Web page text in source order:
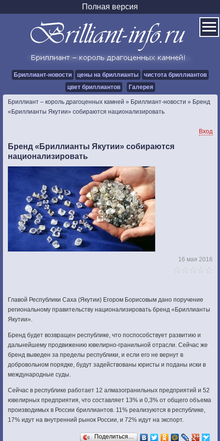
Полная версия
Бриллиант-новости цены на бриллианты
чистота бриллиантов
цвет бриллиантов
Галерея
Бриллиант – король драгоценных камней » Бриллиант-новости » Бренд
«Бриллианты Якутии» собираются национализировать
Вход
Бренд «Бриллианты Якутии» собираются
национализировать
16 мая 2016
Главой Республики Саха (Якутии) Егором Борисовым дано поручение
региональному правительству национализировать бренд «Бриллианты
Якутии».
Бренд будет возвращен республике, что поспособствует развитию и
дальнейшему продвижению ювелирно-гранильной отрасли. Сейчас же
бренд выведен за пределы республики, и если его не вернут в
добровольном порядке, будут задействованы юристы и поданы иски в
международные суды.
Сейчас в республике работает 12 алмазогранильных предприятий и 52
ювелирных предприятия, что составляет 13% и 0,3% от общего объема
производимых в России бриллиантов. 11% реализуются в республике,
17% идут на внутренний рынок России, и 72% идут на экспорт.
Поделиться…